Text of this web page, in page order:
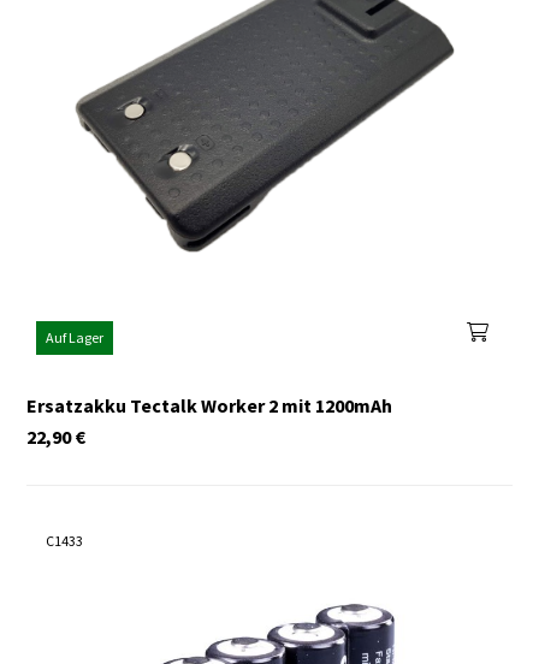
Auf Lager
Ersatzakku Tectalk Worker 2 mit 1200mAh
€
22,90
C1433